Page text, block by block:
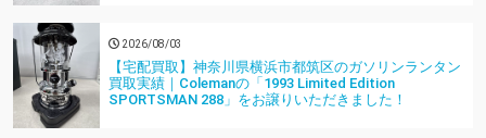
2026/08/03
【宅配買取】神奈川県横浜市都筑区のガソリンランタン
買取実績｜Colemanの「1993 Limited Edition
SPORTSMAN 288」をお譲りいただきました！